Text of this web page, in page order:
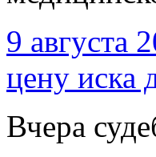
9 августа
цену иска
Вчера